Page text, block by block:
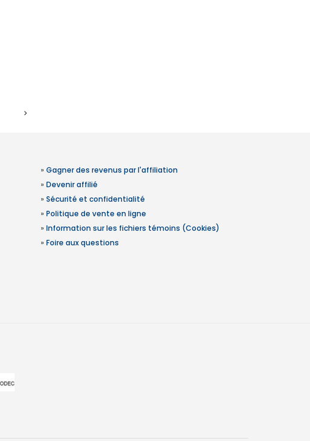
» Gagner des revenus par l'affiliation
» Devenir affilié
» Sécurité et confidentialité
» Politique de vente en ligne
» Information sur les fichiers témoins (Cookies)
» Foire aux questions